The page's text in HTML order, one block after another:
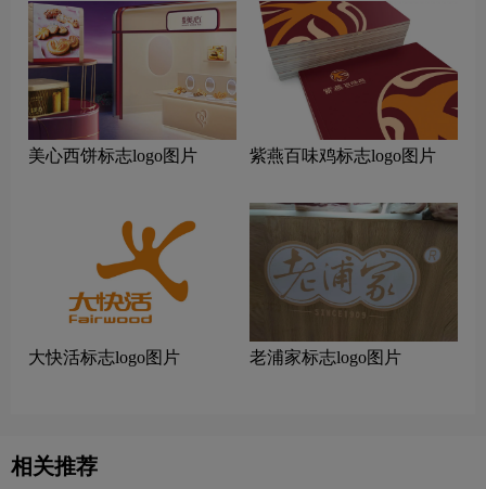
美心西饼标志logo图片 紫燕百味鸡标志logo图片
大快活标志logo图片 老浦家标志logo图片
相关推荐